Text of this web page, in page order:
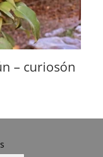
– curiosón